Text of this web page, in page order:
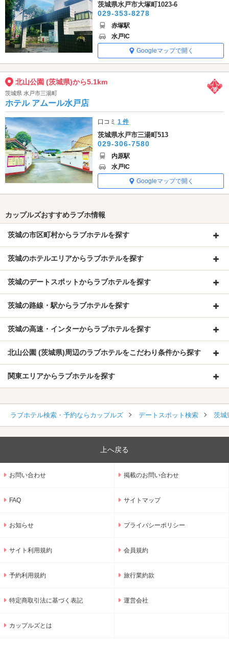
茨城県水戸市大塚町1023-6
029-353-8278
赤塚駅
水戸IC
Googleマップで開く
北山公園 (茨城県)から5.1km
茨城県 水戸市三湯町
ホテル アムール水戸店
口コミ1 件
茨城県水戸市三湯町513
029-306-7580
内原駅
水戸IC
Googleマップで開く
カップルズおすすめラブホ情報
茨城の市区町村からラブホテルを探す
茨城のホテルエリアからラブホテルを探す
茨城のデートスポットからラブホテルを探す
茨城の路線・駅からラブホテルを探す
茨城の高速・インターからラブホテルを探す
北山公園 (茨城県)周辺のラブホテルをこだわり条件から探す
関東エリアからラブホテルを探す
ラブホテル検索・予約ならカップルズ デートスポット検索 茨城
上へ戻る
お問い合わせ 掲載のお問い合わせ
FAQ サイトマップ
お知らせ プライバシーポリシー
サイト利用規約 会員規約
予約利用規約 旅行業約款
特定商取引法に基づく表記 運営会社
カップルズとは